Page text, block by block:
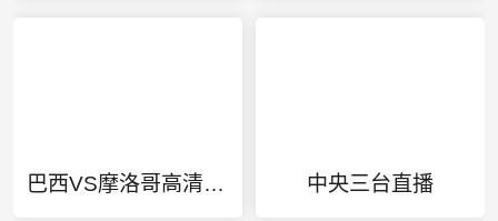
巴西VS摩洛哥高清视频直播 中央三台直播